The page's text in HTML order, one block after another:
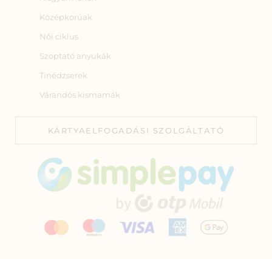
Középkorúak
Női ciklus
Szoptató anyukák
Tinédzserek
Várandós kismamák
KÁRTYAELFOGADÁSI SZOLGÁLTATÓ